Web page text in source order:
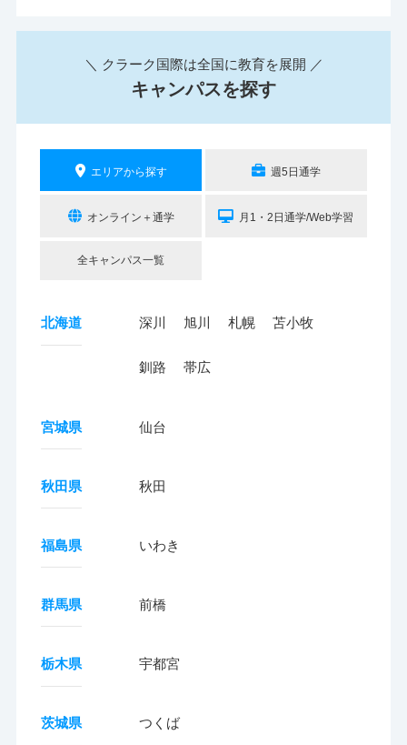
＼ クラーク国際は全国に教育を展開 ／
キャンパスを探す
エリアから探す 週5日通学
オンライン＋通学 月1・2日通学/Web学習
全キャンパス一覧
北海道 深川 旭川 札幌 苫小牧
釧路 帯広
宮城県 仙台
秋田県 秋田
福島県 いわき
群馬県 前橋
栃木県 宇都宮
茨城県 つくば